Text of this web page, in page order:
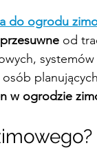
do ogrodu
od
osób
w ogrodzie